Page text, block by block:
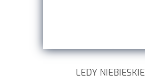
LEDY NIEBIESKIE